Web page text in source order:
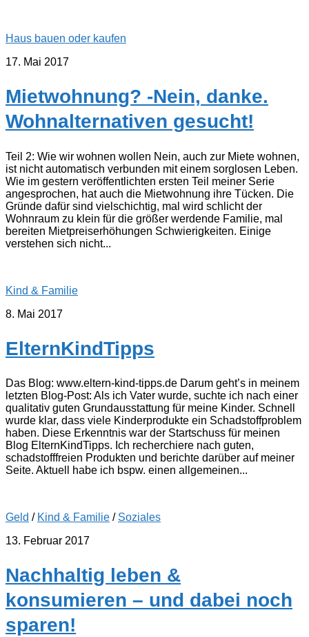
Haus bauen oder kaufen
17. Mai 2017
Mietwohnung? -Nein, danke.
Wohnalternativen gesucht!
Teil 2: Wie wir wohnen wollen Nein, auch zur Miete wohnen,
ist nicht automatisch verbunden mit einem sorglosen Leben.
Wie im gestern veröffentlichten ersten Teil meiner Serie
angesprochen, hat auch die Mietwohnung ihre Tücken. Die
Gründe dafür sind vielschichtig, mal wird schlicht der
Wohnraum zu klein für die größer werdende Familie, mal
bereiten Mietpreiserhöhungen Schwierigkeiten. Einige
verstehen sich nicht...
Kind & Familie
8. Mai 2017
ElternKindTipps
Das Blog: www.eltern-kind-tipps.de Darum geht’s in meinem
letzten Blog-Post: Als ich Vater wurde, suchte ich nach einer
qualitativ guten Grundausstattung für meine Kinder. Schnell
wurde klar, dass viele Kinderprodukte ein Schadstoffproblem
haben. Diese Erkenntnis war der Startschuss für meinen
Blog ElternKindTipps. Ich recherchiere nach guten,
schadstofffreien Produkten und berichte darüber auf meiner
Seite. Aktuell habe ich bspw. einen allgemeinen...
Geld / Kind & Familie / Soziales
13. Februar 2017
Nachhaltig leben &
konsumieren – und dabei noch
sparen!